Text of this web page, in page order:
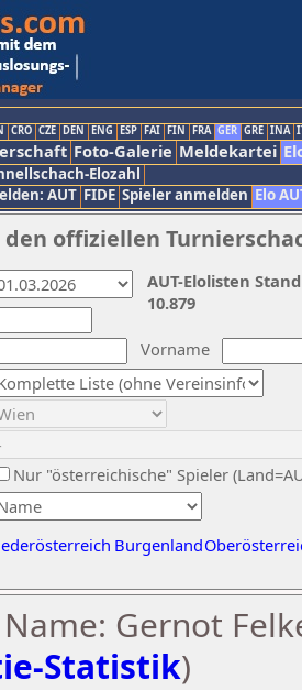
CRO CZE DEN ENG ESP FAI FIN FRA GER GRE INA
Foto-Galerie Meldekartei
Elozahl
AUT FIDE Spieler anmelden Elo
offiziellen
Vorname
Nur "österreichische" Spieler
Burgenland
AUT-Elolisten
10.879
Gernot
Statistik)